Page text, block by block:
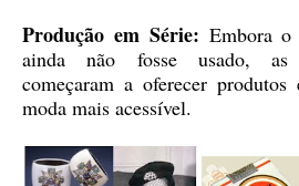
Produção em Série: Embora o
ainda não fosse usado, as
começaram a oferecer
moda mais acessível.